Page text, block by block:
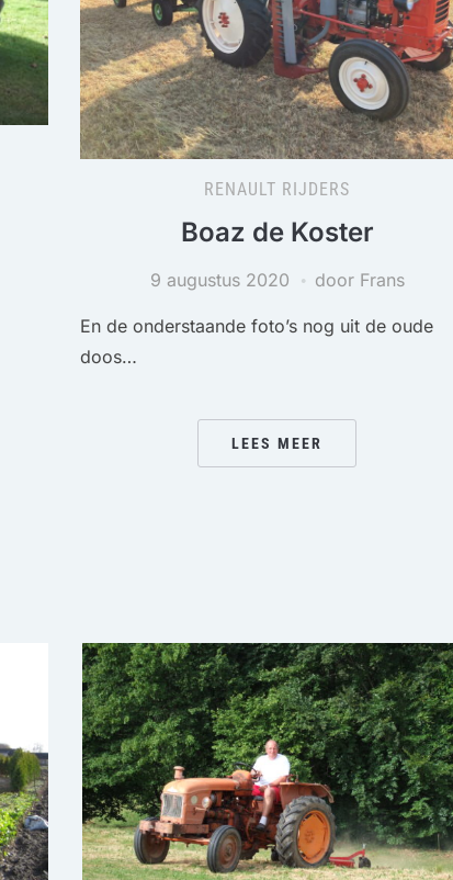
RENAULT RIJDERS
Boaz de Koster
9 augustus 2020 door Frans
En de onderstaande foto’s nog uit de oude
doos…
LEES MEER